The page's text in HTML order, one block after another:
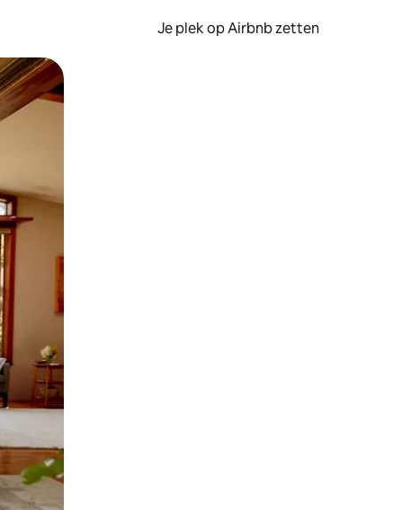
Je plek op Airbnb zetten
of swipen.